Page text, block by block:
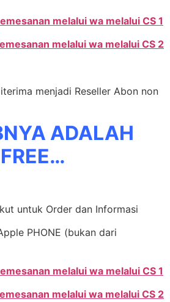
melalui wa melalui CS 1
melalui wa melalui CS 2
menjadi Reseller Abon non
ADALAH
FREE…
untuk Order dan Informasi
PHONE (bukan dari
melalui wa melalui CS 1
melalui wa melalui CS 2